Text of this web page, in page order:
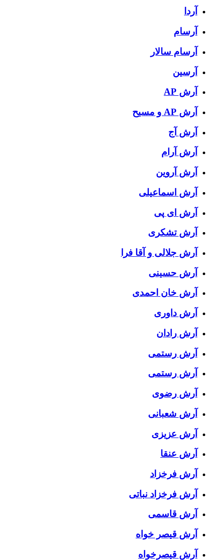
آردا
آرسام
آرسام سالار
آرسین
آرش AP
آرش AP و مسیح
آرش آج
آرش آرام
آرش آروین
آرش اسماعیلی
آرش ای پی
آرش تشکری
آرش جلالی و آقا فرا
آرش حسینی
آرش خان احمدی
آرش داوری
آرش رادان
آرش رستمى
آرش رستمی
آرش رضوی
آرش شعبانی
آرش عزیزی
آرش عنقا
آرش فرخزاد
آرش فرخزاد نباتی
آرش قاسمی
آرش قیصر خواه
آرش قیصرخواه